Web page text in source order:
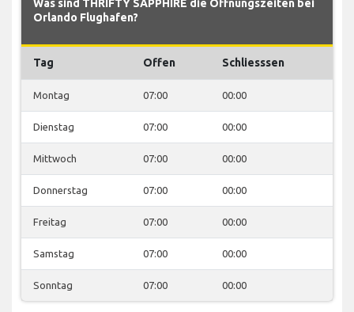
Was sind THRIFTY SAPPHIRE die Öffnungszeiten bei
Orlando Flughafen?
Tag Offen Schliesssen
Montag 07:00 00:00
Dienstag 07:00 00:00
Mittwoch 07:00 00:00
Donnerstag 07:00 00:00
Freitag 07:00 00:00
Samstag 07:00 00:00
Sonntag 07:00 00:00